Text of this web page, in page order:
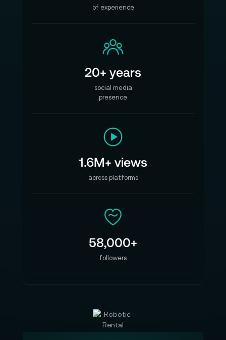
of experience
20+ years
social media
presence
1.6M+ views
across platforms
58,000+
followers